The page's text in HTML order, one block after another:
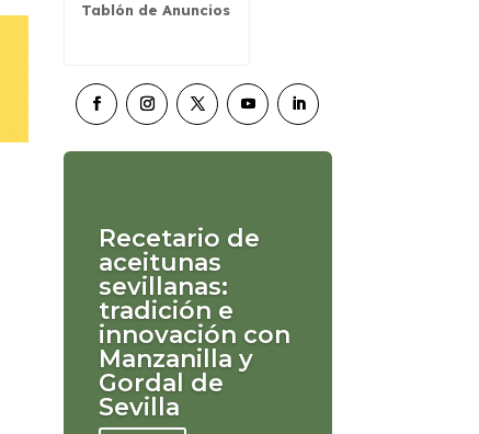
Tablón de Anuncios
Recetario de
aceitunas
sevillanas:
tradición e
innovación con
Manzanilla y
Gordal de
Sevilla